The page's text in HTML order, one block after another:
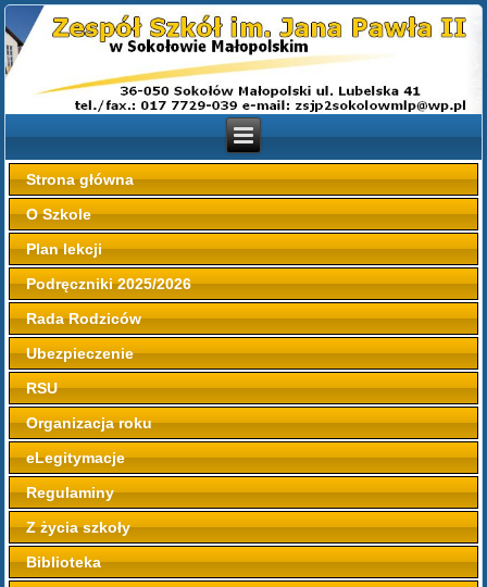
Strona główna
O Szkole
Plan lekcji
Podręczniki 2025/2026
Rada Rodziców
Ubezpieczenie
RSU
Organizacja roku
eLegitymacje
Regulaminy
Z życia szkoły
Biblioteka